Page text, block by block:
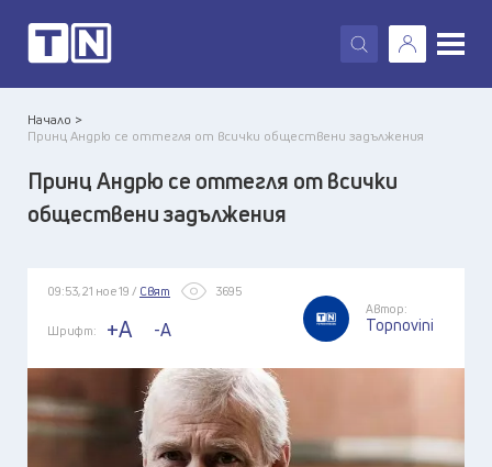
X
Начало >
Принц Андрю се оттегля от всички обществени задължения
Принц Андрю се оттегля от всички
обществени задължения
09:53, 21 ное 19 / Свят 3695
Шрифт: +A -A
Автор:
Topnovini